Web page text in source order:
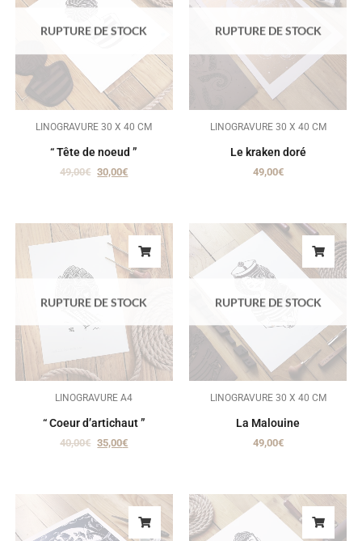
RUPTURE DE STOCK
LINOGRAVURE 30 X 40 CM
“ Tête de noeud ”
49,00€ 30,00€
RUPTURE DE STOCK
LINOGRAVURE 30 X 40 CM
Le kraken doré
49,00€
RUPTURE DE STOCK
LINOGRAVURE A4
“ Coeur d’artichaut ”
40,00€ 35,00€
RUPTURE DE STOCK
LINOGRAVURE 30 X 40 CM
La Malouine
49,00€